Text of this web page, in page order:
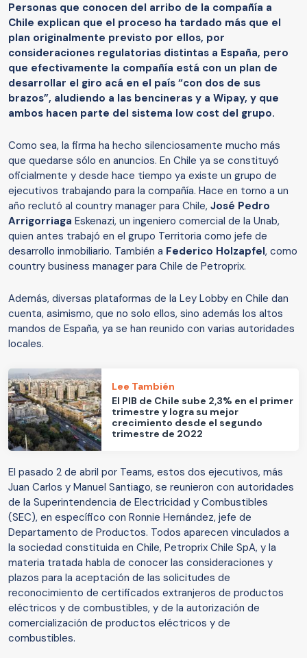
Personas que conocen del arribo de la compañía a
Chile explican que el proceso ha tardado más que el
plan originalmente previsto por ellos, por
consideraciones regulatorias distintas a España, pero
que efectivamente la compañía está con un plan de
desarrollar el giro acá en el país “con dos de sus
brazos”, aludiendo a las bencineras y a Wipay, y que
ambos hacen parte del sistema low cost del grupo.
Como sea, la firma ha hecho silenciosamente mucho más
que quedarse sólo en anuncios. En Chile ya se constituyó
oficialmente y desde hace tiempo ya existe un grupo de
ejecutivos trabajando para la compañía. Hace en torno a un
año reclutó al country manager para Chile, José Pedro
Arrigorriaga Eskenazi, un ingeniero comercial de la Unab,
quien antes trabajó en el grupo Territoria como jefe de
desarrollo inmobiliario. También a Federico Holzapfel, como
country business manager para Chile de Petroprix.
Además, diversas plataformas de la Ley Lobby en Chile dan
cuenta, asimismo, que no solo ellos, sino además los altos
mandos de España, ya se han reunido con varias autoridades
locales.
Lee También
El PIB de Chile sube 2,3% en el primer
trimestre y logra su mejor
crecimiento desde el segundo
trimestre de 2022
El pasado 2 de abril por Teams, estos dos ejecutivos, más
Juan Carlos y Manuel Santiago, se reunieron con autoridades
de la Superintendencia de Electricidad y Combustibles
(SEC), en específico con Ronnie Hernández, jefe de
Departamento de Productos. Todos aparecen vinculados a
la sociedad constituida en Chile, Petroprix Chile SpA, y la
materia tratada habla de conocer las consideraciones y
plazos para la aceptación de las solicitudes de
reconocimiento de certificados extranjeros de productos
eléctricos y de combustibles, y de la autorización de
comercialización de productos eléctricos y de
combustibles.